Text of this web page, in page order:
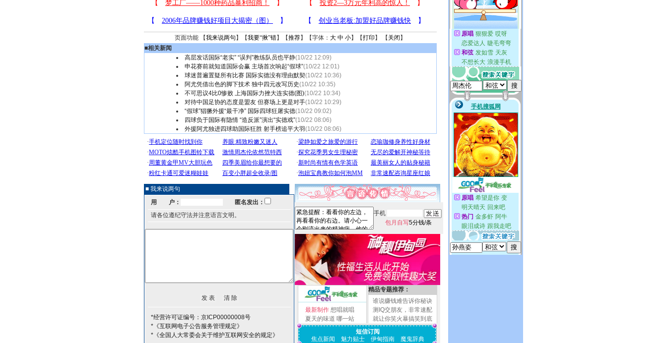
页面功能 【我来说两句 】【我要“揪”错】【推荐】【字体： 大 中 小】【打印 】 【 关闭 】
■相关新闻
高层发话国际“老实” “误判”教练队员也平静(10/22 12:09)
申花赛前就知道国际会赢 主场首次响起“假球”(10/22 12:01)
球迷普遍置疑所有比赛 国际实德没有理由默契(10/22 10:36)
阿尤凭借出色的脚下技术 独中四元改写历史(10/22 10:35)
不可思议4比0惨败 上海国际力挫大连实德(图)(10/22 10:34)
对待中国足协的态度是盟友 但赛场上更是对手(10/22 10:29)
“假球”猖獗外援“最干净” 国际四球狂屠实德(10/22 09:02)
四球负于国际有隐情 “造反派”演出“实德戏”(10/22 08:06)
外援阿尤独进四球助国际狂胜 射手榜追平大羽(10/22 08:06)
■ 我来说两句
用 户：
匿名发出：
请各位遵纪守法并注意语言文明。
*经营许可证编号：京ICP00000008号
*《互联网电子公告服务管理规定》
*《全国人大常委会关于维护互联网安全的规定》
手机
包月自写5分钱/条
最新制作 想唱就唱
夏天的味道 哪一站
精品专题推荐：
谁说赚钱难告诉你秘诀
测IQ交朋友，非常速配
就让你笑火暴搞笑到底
短信订阅
焦点新闻
魅力贴士 伊甸指南 魔鬼辞典